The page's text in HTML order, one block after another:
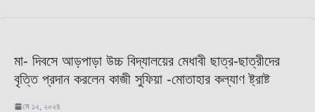
মা- দিবসে আড়পাড়া উচ্চ বিদ্যালয়ের মেধাবী ছাত্র-ছাত্রীদের
বৃত্তি প্রদান করলেন কাজী সুফিয়া -মোতাহার কল্যাণ ষ্ট্রাষ্ট
মে ১২, ২০২৪